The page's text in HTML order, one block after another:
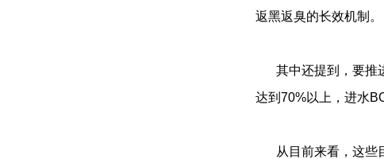
返黑返臭的长效机制
其中还提到，要推
达到70%以上，进水
从目前来看，这些